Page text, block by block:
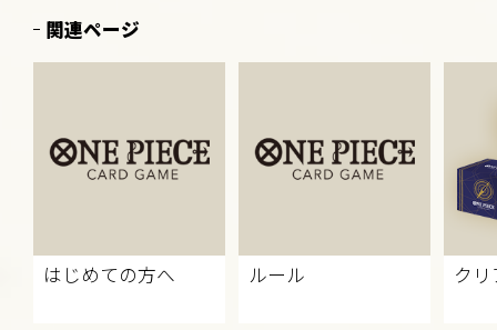
関連ページ
はじめての方へ ルール ク